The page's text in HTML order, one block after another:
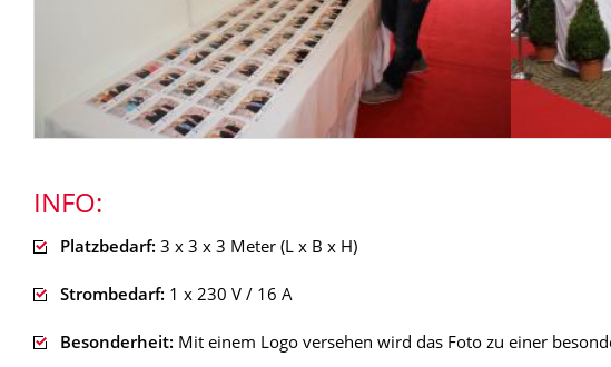
INFO:
Platzbedarf: 3 x 3 x 3 Meter (L x B x H)
Strombedarf: 1 x 230 V / 16 A
Besonderheit: Mit einem Logo versehen wird das Foto zu einer